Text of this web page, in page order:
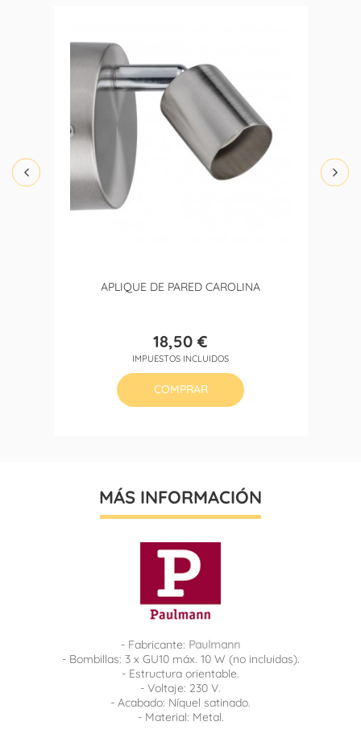
APLIQUE DE PARED CAROLINA
Precio
18,50 €
IMPUESTOS INCLUIDOS
COMPRAR
MÁS INFORMACIÓN
- Fabricante: Paulmann
- Bombillas: 3 x GU10 máx. 10 W (no incluidas).
- Estructura orientable.
- Voltaje: 230 V.
- Acabado: Níquel satinado.
- Material: Metal.